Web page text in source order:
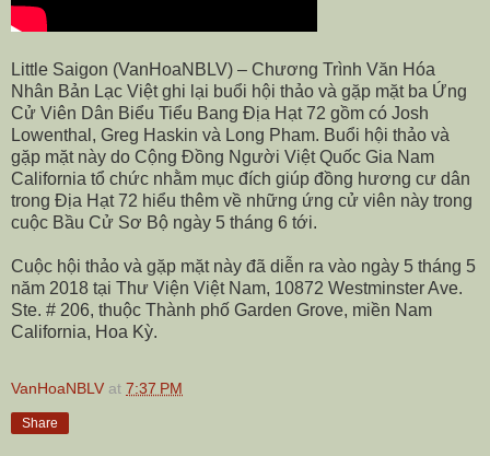
Little Saigon (VanHoaNBLV) – Chương Trình Văn Hóa
Nhân Bản Lạc Việt ghi lại buổi hội thảo và gặp mặt ba Ứng
Cử Viên Dân Biểu Tiểu Bang Địa Hạt 72 gồm có Josh
Lowenthal, Greg Haskin và Long Pham. Buổi hội thảo và
gặp mặt này do Cộng Đồng Người Việt Quốc Gia Nam
California tổ chức nhằm mục đích giúp đồng hương cư dân
trong Địa Hạt 72 hiểu thêm về những ứng cử viên này trong
cuộc Bầu Cử Sơ Bộ ngày 5 tháng 6 tới.
Cuộc hội thảo và gặp mặt này đã diễn ra vào ngày 5 tháng 5
năm 2018 tại Thư Viện Việt Nam, 10872 Westminster Ave.
Ste. # 206, thuộc Thành phố Garden Grove, miền Nam
California, Hoa Kỳ.
VanHoaNBLV at 7:37 PM
Share